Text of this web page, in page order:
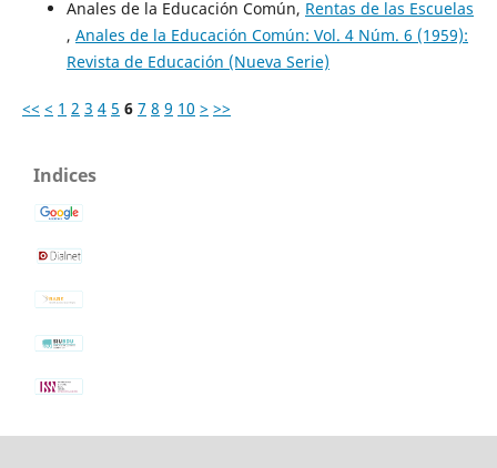
Anales de la Educación Común, Rentas de las Escuelas
, Anales de la Educación Común: Vol. 4 Núm. 6 (1959):
Revista de Educación (Nueva Serie)
<< < 1 2 3 4 5 6 7 8 9 10 > >>
Indices